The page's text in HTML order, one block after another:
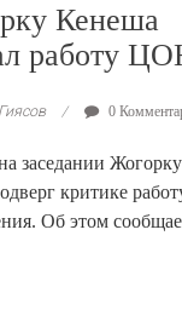
Кенеша
работу
0
заседании
критике
Об этом